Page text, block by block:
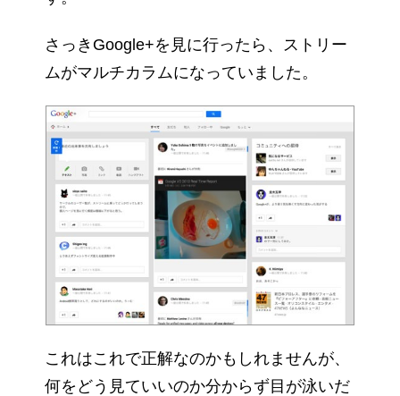
さっきGoogle+を見に行ったら、ストリー
ムがマルチカラムになっていました。
これはこれで正解なのかもしれませんが、
何をどう見ていいのか分からず目が泳いだ